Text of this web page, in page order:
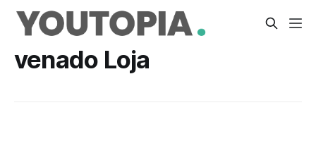
venado Loja